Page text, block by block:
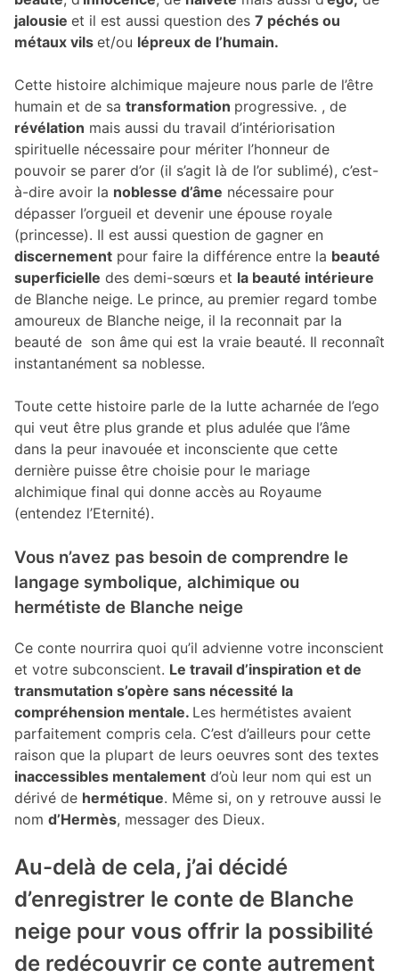
jalousie et il est aussi question des 7 péchés ou
métaux vils et/ou lépreux de l’humain.
Cette histoire alchimique majeure nous parle de l’être
humain et de sa transformation progressive. , de
révélation mais aussi du travail d’intériorisation
spirituelle nécessaire pour mériter l’honneur de
pouvoir se parer d’or (il s’agit là de l’or sublimé), c’est-
à-dire avoir la noblesse d’âme nécessaire pour
dépasser l’orgueil et devenir une épouse royale
(princesse). Il est aussi question de gagner en
discernement pour faire la différence entre la beauté
superficielle des demi-sœurs et la beauté intérieure
de Blanche neige. Le prince, au premier regard tombe
amoureux de Blanche neige, il la reconnait par la
beauté de son âme qui est la vraie beauté. Il reconnaît
instantanément sa noblesse.
Toute cette histoire parle de la lutte acharnée de l’ego
qui veut être plus grande et plus adulée que l’âme
dans la peur inavouée et inconsciente que cette
dernière puisse être choisie pour le mariage
alchimique final qui donne accès au Royaume
(entendez l’Eternité).
Vous n’avez pas besoin de comprendre le
langage symbolique, alchimique ou
hermétiste de Blanche neige
Ce conte nourrira quoi qu’il advienne votre inconscient
et votre subconscient. Le travail d’inspiration et de
transmutation s’opère sans nécessité la
compréhension mentale. Les hermétistes avaient
parfaitement compris cela. C’est d’ailleurs pour cette
raison que la plupart de leurs oeuvres sont des textes
inaccessibles mentalement d’où leur nom qui est un
dérivé de hermétique. Même si, on y retrouve aussi le
nom d’Hermès, messager des Dieux.
Au-delà de cela, j’ai décidé
d’enregistrer le conte de Blanche
neige pour vous offrir la possibilité
de redécouvrir ce conte autrement